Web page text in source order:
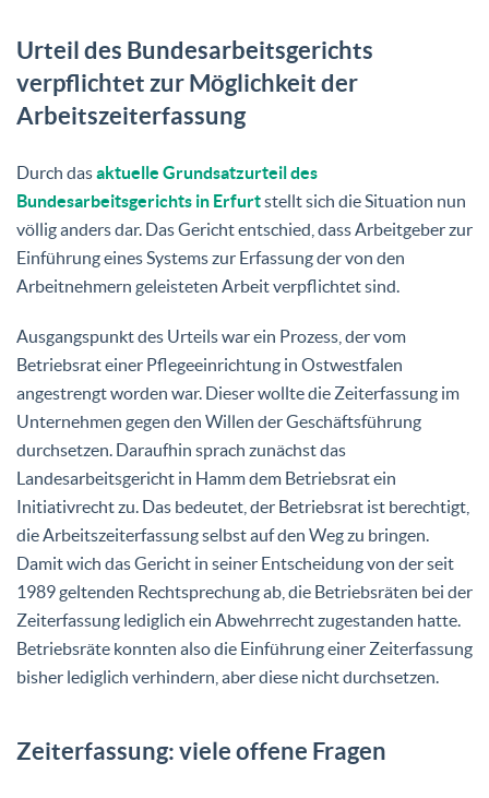
Urteil des Bundesarbeitsgerichts
verpflichtet zur Möglichkeit der
Arbeitszeiterfassung
Durch dasaktuelle Grundsatzurteil des
Bundesarbeitsgerichts in Erfurtstellt sich die Situation nun
völlig anders dar. Das Gericht entschied, dass Arbeitgeber zur
Einführung eines Systems zur Erfassung der von den
Arbeitnehmern geleisteten Arbeit verpflichtet sind.
Ausgangspunkt des Urteils war ein Prozess, der vom
Betriebsrat einer Pflegeeinrichtung in Ostwestfalen
angestrengt worden war. Dieser wollte die Zeiterfassung im
Unternehmen gegen den Willen der Geschäftsführung
durchsetzen. Daraufhin sprach zunächst das
Landesarbeitsgericht in Hamm dem Betriebsrat ein
Initiativrecht zu. Das bedeutet, der Betriebsrat ist berechtigt,
die Arbeitszeiterfassung selbst auf den Weg zu bringen.
Damit wich das Gericht in seiner Entscheidung von der seit
1989 geltenden Rechtsprechung ab, die Betriebsräten bei der
Zeiterfassung lediglich ein Abwehrrecht zugestanden hatte.
Betriebsräte konnten also die Einführung einer Zeiterfassung
bisher lediglich verhindern, aber diese nicht durchsetzen.
Zeiterfassung: viele offene Fragen